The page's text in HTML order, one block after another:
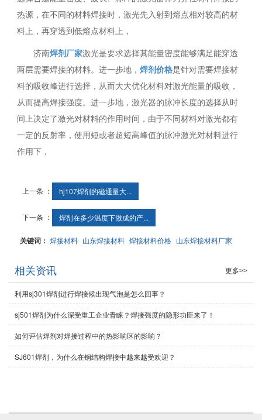
热源，在不同的材料焊接时，激光先入射到熔点相对较高的材
料上，再穿透到低熔点材料上，
济南焊剂厂家激光是要求选择其能量密度能够满足能穿透
两层需要焊接的材料。进一步地，焊剂价格是针对需要焊接材
料的吸收峰进行选择，从而大大优化材料对激光能量的吸收，
从而提高焊接强度。进一步地，激光器的脉冲长度的选择从时
间上决定了激光对材料的作用时间，由于不同材料对激光都有
一定的反射率，使用短或者超短高峰值的脉冲激光对材料进行
作用下，
上一条 ： hj107焊剂的磁通量大...
下一条 ： 焊剂在多少温度下做成的产...
关键词：焊接材料 山东焊接材料 焊接材料价格 山东焊接材料厂家
相关资讯 更多>>
利用sj301焊剂进行焊接候出现气泡是怎么回事？
sj501焊剂为什么深受重工企业青睐？焊接强度的隐形功臣来了！
如何评估焊剂对焊接过程中的热影响区的影响？
SJ601焊剂，为什么在钢结构焊接中越来越受欢迎？